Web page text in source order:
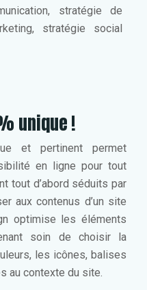
stratégie de
stratégie social
unique !
et pertinent permet
en ligne pour tout
tout d’abord séduits par
aux contenus d’un site
optimise les éléments
soin de choisir la
les icônes, balises
au contexte du site.